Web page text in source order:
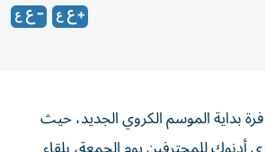
بداية الموسم الكروي الجديد، حيث